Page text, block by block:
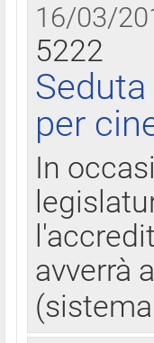
16/03/
5222
per
In
avverrà